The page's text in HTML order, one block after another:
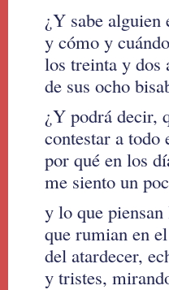
¿Y sabe alguien
y cómo y
los treinta y dos
de sus ocho
¿Y podrá decir,
contestar a todo
por qué en los
me siento un
y lo que piensan
que rumian en
del atardecer,
y tristes,